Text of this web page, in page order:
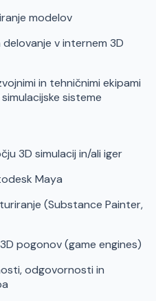
modelov
v internem 3D
in tehničnimi ekipami
sisteme
3D simulacij in/ali iger
Maya
(Substance Painter,
pogonov (game engines)
odgovornosti in